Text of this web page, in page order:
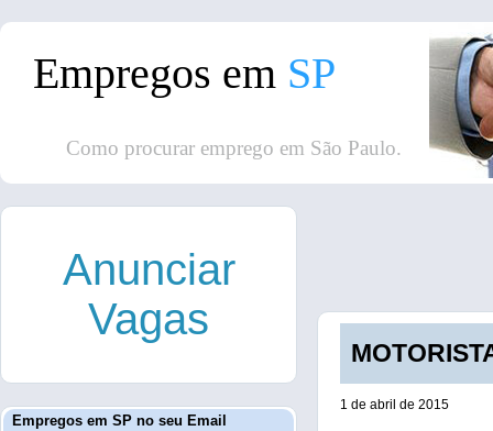
Empregos em SP
Como procurar emprego em São Paulo.
1 de abril de 2015
Anunciar
Vagas
Empregos em SP no seu Email